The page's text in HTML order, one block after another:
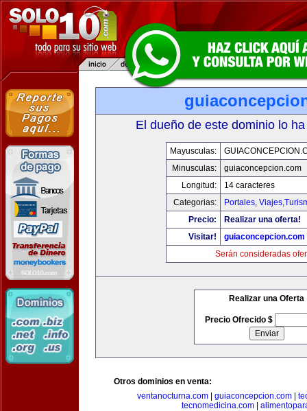
El dueño de este dominio lo
Mayusculas:
Minusculas:
guiaconcepcion.com
Longitud:
14 caracteres
Categorias:
Portales,
Precio:
Realizar una oferta!
Visitar!
guiaconcepcion.com
Serán consideradas
Realizar una Oferta
Precio Ofrecido $
Otros dominios en venta:
ventanocturna.com| guiaconcepcion.com|
tecnomedicina.com|